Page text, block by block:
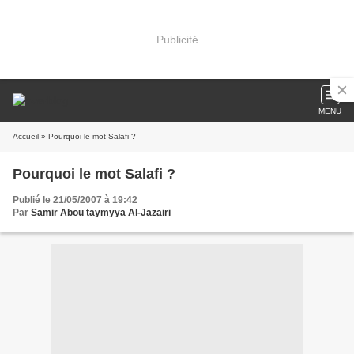
Publicité
MENU
Accueil » Pourquoi le mot Salafi ?
Pourquoi le mot Salafi ?
Publié le 21/05/2007 à 19:42
Par Samir Abou taymyya Al-Jazairi